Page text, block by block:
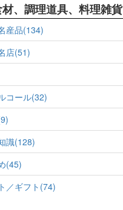
、調理道具、料理雑貨
産品(134)
店(51)
コール(32)
識(128)
(45)
／ギフト(74)